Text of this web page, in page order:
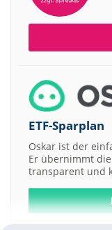
ETF-Sparplan
Oskar ist der
Er übernimmt
transparent und